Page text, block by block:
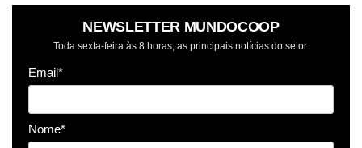
NEWSLETTER MUNDOCOOP
Toda sexta-feira às 8 horas, as principais notícias do setor.
Email*
Nome*